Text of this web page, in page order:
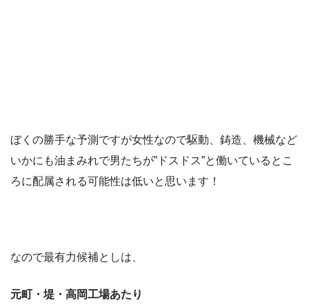
ぼくの勝手な予測ですが女性なので駆動、鋳造、機械など
いかにも油まみれで男たちが”ドスドス”と働いているとこ
ろに配属される可能性は低いと思います！
なので最有力候補としは、
元町・堤・高岡工場あたり